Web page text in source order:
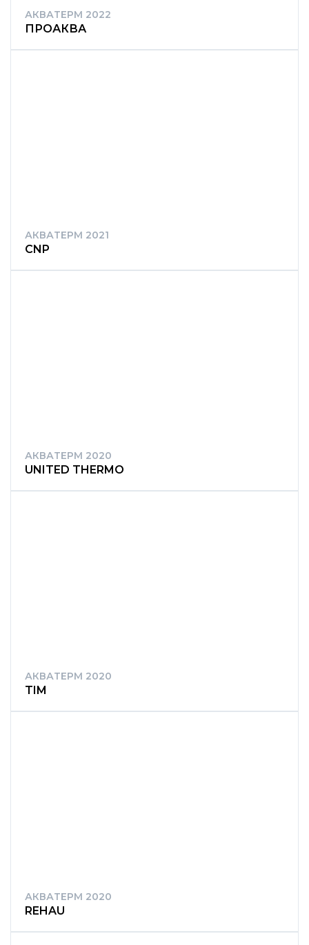
АКВАТЕРМ 2022
ПРОАКВА
АКВАТЕРМ 2021
CNP
АКВАТЕРМ 2020
UNITED THERMO
АКВАТЕРМ 2020
TIM
АКВАТЕРМ 2020
REHAU